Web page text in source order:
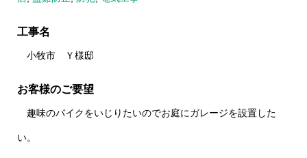
工事名
小牧市 Ｙ様邸
お客様のご要望
趣味のバイクをいじりたいのでお庭にガレージを設置した
い。